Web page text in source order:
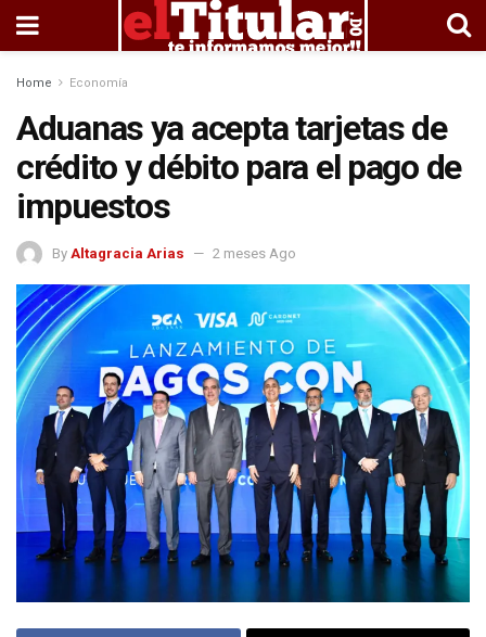
Home Economía
Aduanas ya acepta tarjetas de
crédito y débito para el pago de
impuestos
By Altagracia Arias 2 meses Ago